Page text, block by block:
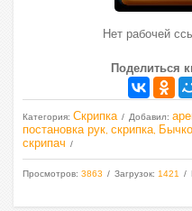
Нет рабочей
Поделиться
Категория: Скрипка Добавил:
постановка рук скрипка
скрипач
Просмотров: 3863 Загрузок: 1421